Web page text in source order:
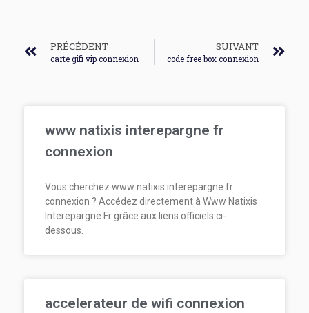
PRÉCÉDENT
carte gifi vip connexion
SUIVANT
code free box connexion
www natixis interepargne fr
connexion
Vous cherchez www natixis interepargne fr
connexion ? Accédez directement à Www Natixis
Interepargne Fr grâce aux liens officiels ci-
dessous.
accelerateur de wifi connexion